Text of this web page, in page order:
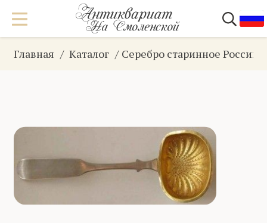
Главная Каталог Серебро старинное